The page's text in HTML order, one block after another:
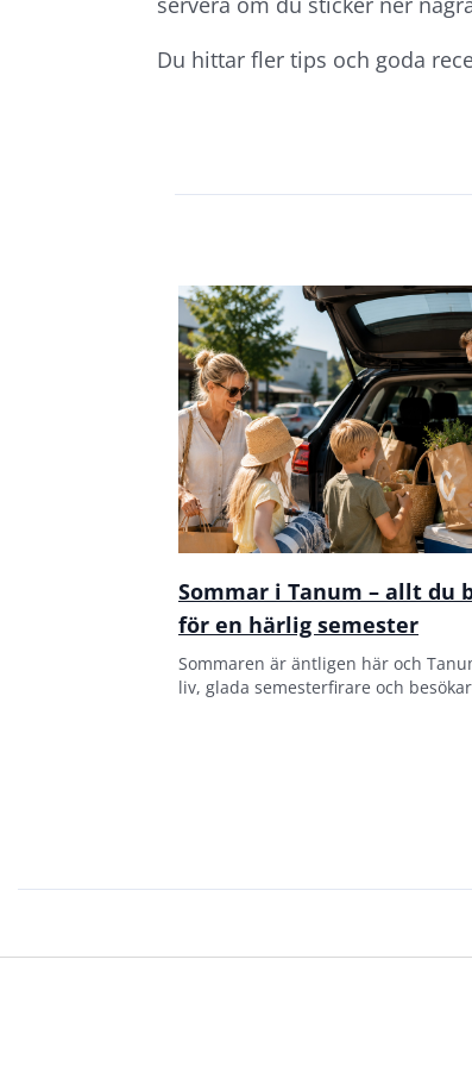
Du hittar fler tips och goda
Sommar i Tanum – allt du
för en härlig semester
Sommaren är äntligen här och
liv, glada semesterfirare och